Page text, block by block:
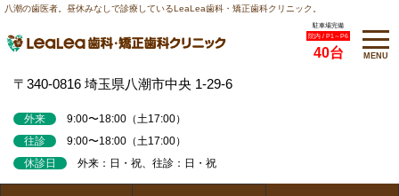
八潮の歯医者。昼休みなしで診療しているLeaLea歯科・矯正歯科クリニック。
〒340-0816 埼玉県八潮市中央 1-29-6
駐車場完備
院内 / P1～P6
40台 MENU
外来 9:00〜18:00（土17:00）
往診 9:00〜18:00（土17:00）
休診日 外来：日・祝、往診：日・祝